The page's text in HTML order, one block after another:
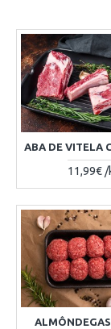
ABA DE VITELA
11,99€ /